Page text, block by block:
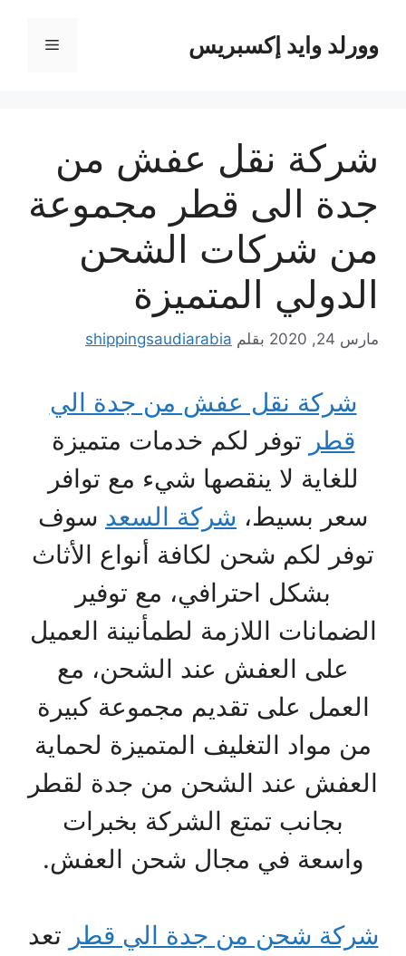
المحتوىوورلد وايد إكسبريس القائمة
شركة نقل عفش من
جدة الى قطر مجموعة
من شركات الشحن
الدولي المتميزة
مارس 24, 2020 بقلم shippingsaudiarabia
شركة نقل عفش من جدة الي
قطر توفر لكم خدمات متميزة
للغاية لا ينقصها شيء مع توافر
سعر بسيط، شركة السعد سوف
توفر لكم شحن لكافة أنواع الأثاث
بشكل احترافي، مع توفير
الضمانات اللازمة لطمأنينة العميل
على العفش عند الشحن، مع
العمل على تقديم مجموعة كبيرة
من مواد التغليف المتميزة لحماية
العفش عند الشحن من جدة لقطر
بجانب تمتع الشركة بخبرات
واسعة في مجال شحن العفش.
شركة شحن من جدة الي قطر تعد